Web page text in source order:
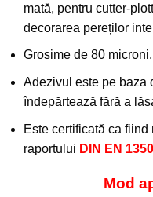
mată, pentru cutter-
decorarea pereților
Grosime de 80 microni.
Adezivul este pe baza
îndepărtează fără a
Este certificată ca
raportului DIN EN
Mod